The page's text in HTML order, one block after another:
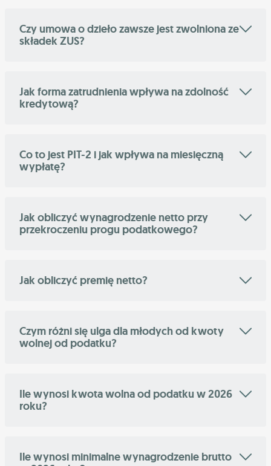
Czy umowa o dzieło zawsze jest zwolniona ze
składek ZUS?
Jak forma zatrudnienia wpływa na zdolność
kredytową?
Co to jest PIT-2 i jak wpływa na miesięczną
wypłatę?
Jak obliczyć wynagrodzenie netto przy
przekroczeniu progu podatkowego?
Jak obliczyć premię netto?
Czym różni się ulga dla młodych od kwoty
wolnej od podatku?
Ile wynosi kwota wolna od podatku w 2026
roku?
Ile wynosi minimalne wynagrodzenie brutto